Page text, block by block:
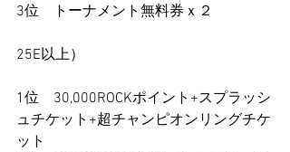
3位　トーナメント無料券ｘ２
25E以上）
1位　30,000ROCKポイント+スプラッシ
ュチケット+超チャンピオンリングチケ
ット